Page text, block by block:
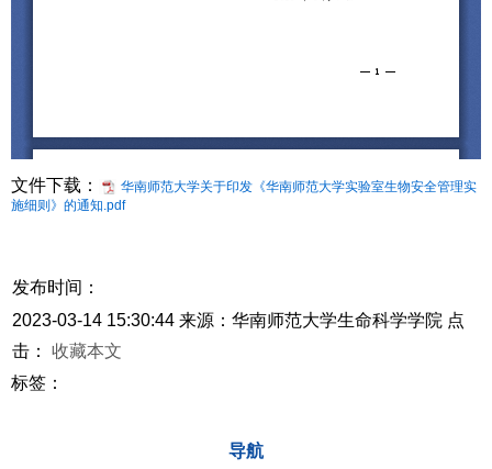
文件下载：
华南师范大学关于印发《华南师范大学实验室生物安全管理实
施细则》的通知.pdf
发布时间：
2023-03-14 15:30:44 来源：华南师范大学生命科学学院 点
击：
收藏本文
标签：
导航